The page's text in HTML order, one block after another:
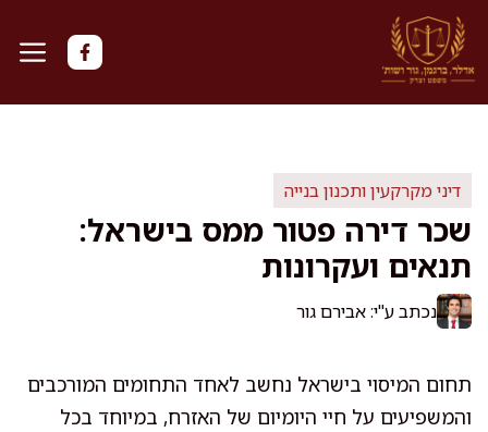
לדלג
לתוכן
דיני מקרקעין ותכנון בנייה
שכר דירה פטור ממס בישראל:
תנאים ועקרונות
נכתב ע"י: אבירם גור
תחום המיסוי בישראל נחשב לאחד התחומים המורכבים
והמשפיעים על חיי היומיום של האזרח, במיוחד בכל